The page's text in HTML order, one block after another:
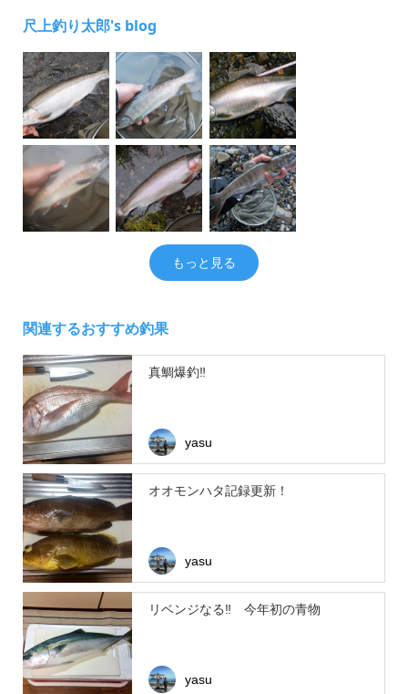
尺上釣り太郎's blog
もっと見る
関連するおすすめ釣果
真鯛爆釣‼
yasu
オオモンハタ記録更新！
yasu
リベンジなる‼ 今年初の青物
yasu